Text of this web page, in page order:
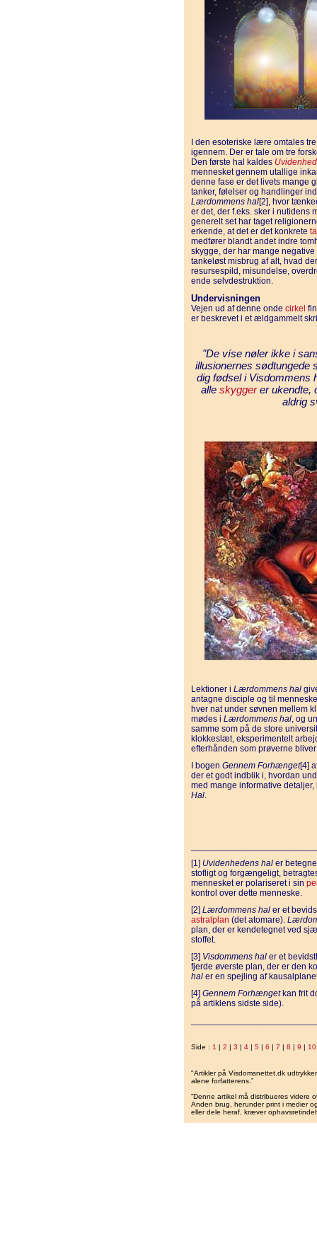
I den esoteriske lære omtales
igennem. Der er tale om tre
Den første hal kaldes
mennesket gennem utallige
denne fase er det livets mange
tanker, følelser og handlinger
Lærdommens hal[2], hvor
er det, der f.eks. sker i nutidens
generelt set har taget
erkende, at det er det konkrete
medfører blandt andet indre
skygge, der har mange
tankeløst misbrug af alt, hvad
resursespild, misundelse,
ende selvdestruktion.
Undervisningen
Vejen ud af denne onde cirkel
er beskrevet i et ældgammelt
"De víse nøler ikke i
illusionernes sødtungede
dig fødsel i Visdommens
alle skyggerer ukendte,
aldrig
Lektioner i Lærdommens hal
antagne disciple og til
hver nat under søvnen mellem
mødes i Lærdommens hal, og
samme som på de store
klokkeslæt, eksperimentelt
efterhånden som prøverne
I bogen Gennem Forhænget[4]
der et godt indblik i, hvordan
med mange informative
Hal.
[1] Uvidenhedens hal er
stofligt og forgængeligt,
mennesket er polariseret i sin
kontrol over dette menneske.
[2] Lærdommens hal er et
astralplan (det atomare).
plan, der er kendetegnet ved
stoffet.
[3] Visdommens hal er et
fjerde øverste plan, der er den
hal er en spejling af
[4] Gennem Forhængetkan frit
på artiklens sidste side).
Side : 1 | 2 | 3 | 4 | 5 | 6 | 7 | 8 | 9 | 10
"Artikler på Visdomsnettet.dk
alene forfatterens.”
”Denne artikel må distribueres videre
Anden brug, herunder print i medier
eller dele heraf, kræver